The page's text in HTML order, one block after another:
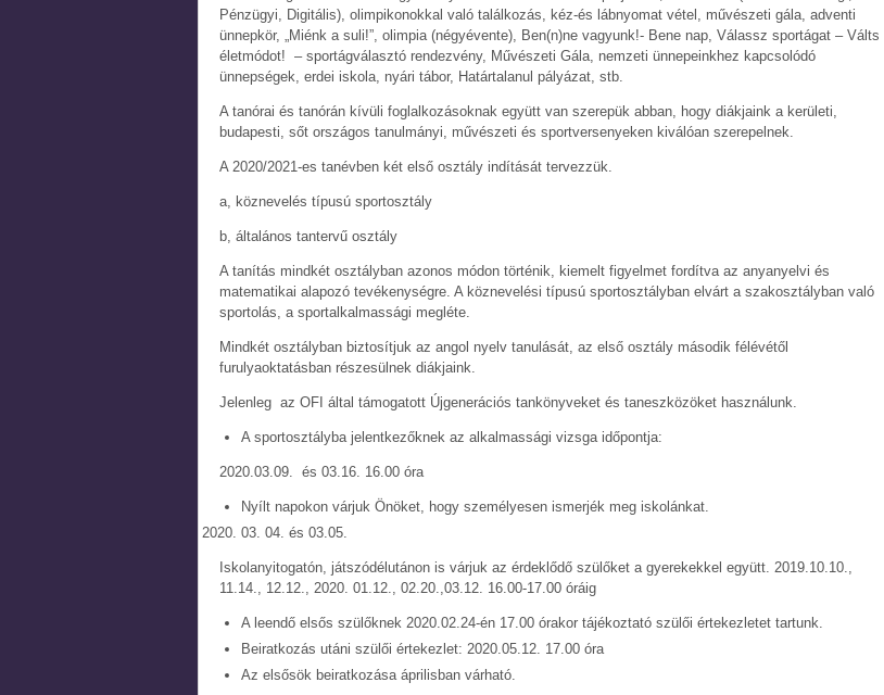
Pénzügyi, Digitális), olimpikonokkal való találkozás, kéz-és lábnyomat vétel, művészeti gála, adventi
ünnepkör, „Miénk a suli!”, olimpia (négyévente), Ben(n)ne vagyunk!- Bene nap, Válassz sportágat – Válts
életmódot! – sportágválasztó rendezvény, Művészeti Gála, nemzeti ünnepeinkhez kapcsolódó
ünnepségek, erdei iskola, nyári tábor, Határtalanul pályázat, stb.
A tanórai és tanórán kívüli foglalkozásoknak együtt van szerepük abban, hogy diákjaink a kerületi,
budapesti, sőt országos tanulmányi, művészeti és sportversenyeken kiválóan szerepelnek.
A 2020/2021-es tanévben két első osztály indítását tervezzük.
a, köznevelés típusú sportosztály
b, általános tantervű osztály
A tanítás mindkét osztályban azonos módon történik, kiemelt figyelmet fordítva az anyanyelvi és
matematikai alapozó tevékenységre. A köznevelési típusú sportosztályban elvárt a szakosztályban való
sportolás, a sportalkalmassági megléte.
Mindkét osztályban biztosítjuk az angol nyelv tanulását, az első osztály második félévétől
furulyaoktatásban részesülnek diákjaink.
Jelenleg az OFI által támogatott Újgenerációs tankönyveket és taneszközöket használunk.
A sportosztályba jelentkezőknek az alkalmassági vizsga időpontja:
2020.03.09. és 03.16. 16.00 óra
Nyílt napokon várjuk Önöket, hogy személyesen ismerjék meg iskolánkat.
03. 04. és 03.05.
Iskolanyitogatón, játszódélutánon is várjuk az érdeklődő szülőket a gyerekekkel együtt. 2019.10.10.,
11.14., 12.12., 2020. 01.12., 02.20.,03.12. 16.00-17.00 óráig
A leendő elsős szülőknek 2020.02.24-én 17.00 órakor tájékoztató szülői értekezletet tartunk.
Beiratkozás utáni szülői értekezlet: 2020.05.12. 17.00 óra
Az elsősök beiratkozása áprilisban várható.